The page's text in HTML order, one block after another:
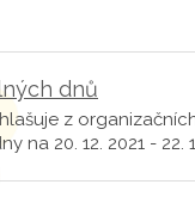
dnů
z
na 20. 12. 2021 - 22.